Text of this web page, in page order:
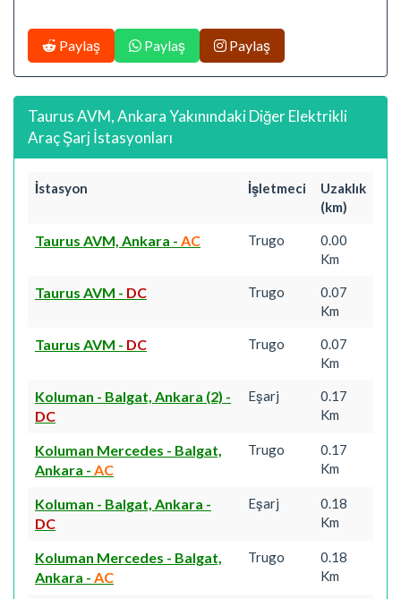
Paylaş Paylaş Paylaş
Taurus AVM, Ankara Yakınındaki Diğer Elektrikli
Araç Şarj İstasyonları
İstasyon İşletmeci
Uzaklık
(km)
Taurus AVM, Ankara - AC Trugo
0.00
Km
Taurus AVM - DC Trugo
0.07
Km
Taurus AVM - DC Trugo
0.07
Km
Koluman - Balgat, Ankara (2) -
DC
Eşarj
0.17
Km
Koluman Mercedes - Balgat,
Ankara - AC
Trugo
0.17
Km
Koluman - Balgat, Ankara -
DC
Eşarj
0.18
Km
Koluman Mercedes - Balgat,
Ankara - AC
Trugo
0.18
Km